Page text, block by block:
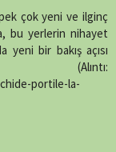
çok yeni ve ilginç
bu yerlerin nihayet
yeni bir bakış açısı
(Alıntı:
portile-la-